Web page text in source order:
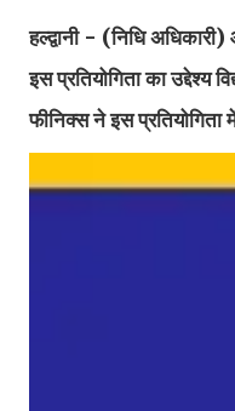
हल्द्वानी - (निधि
इस प्रतियोगिता का
फीनिक्स ने इस प्रतियोगिता